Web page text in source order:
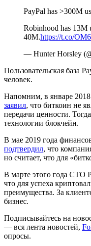
PayPal has >300M
Robinhood has 13M
40M.https://t.co/
— Hunter Horsley
Пользовательская база
человек.
Напомним, в январе
заявил, что биткоин не
передачи ценности.
технологии блокчейн.
В мае 2019 года
подтвердил, что
но считает, что для
В марте этого года
что для успеха
преимущества. За
бизнес.
Подписывайтесь на
— вся лента новостей,
опросы.